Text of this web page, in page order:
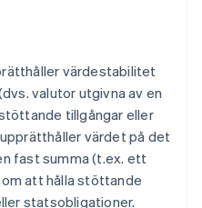
värdestabilitet
valutor utgivna av en
tillgångar eller
värdet på det
fast summa (t.ex. ett
att hålla stöttande
statsobligationer.